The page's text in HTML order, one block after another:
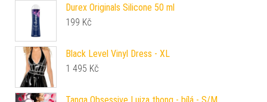
Durex Originals Silicone 50 ml
199 Kč
Black Level Vinyl Dress - XL
1 495 Kč